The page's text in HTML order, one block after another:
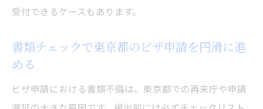
受付できるケースもあります。
書類チェックで東京都のビザ申請を円滑に進
める
ビザ申請における書類不備は、東京都での再来庁や申請